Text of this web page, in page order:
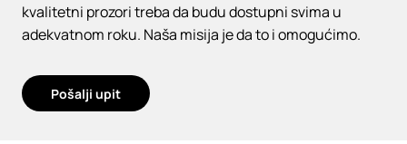
kvalitetni prozori treba da budu dostupni svima u
adekvatnom roku. Naša misija je da to i omogućimo.
Pošalji upit